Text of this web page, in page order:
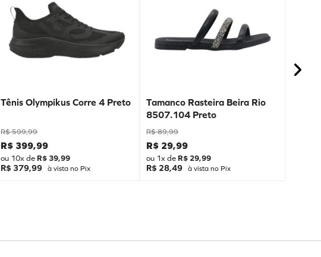
Tênis Olympikus Corre 4 Preto
R$ 599,99
R$ 399,99
ou 10x de R$ 39,99
R$ 379,99 à vista no Pix
Tamanco Rasteira Beira Rio
8507.104 Preto
R$ 89,99
R$ 29,99
ou 1x de R$ 29,99
R$ 28,49 à vista no Pix